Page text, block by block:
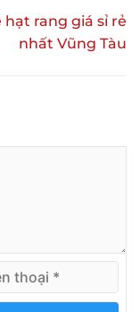
hạt rang giá sỉ rẻ
nhất Vũng Tàu